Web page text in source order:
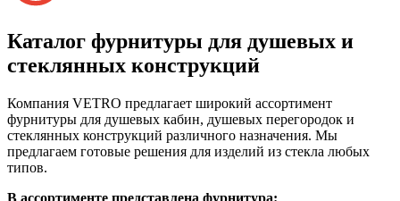
Каталог фурнитуры для душевых и
стеклянных конструкций
Компания VETRO предлагает широкий ассортимент
фурнитуры для душевых кабин, душевых перегородок и
стеклянных конструкций различного назначения. Мы
предлагаем готовые решения для изделий из стекла любых
типов.
В ассортименте представлена фурнитура: